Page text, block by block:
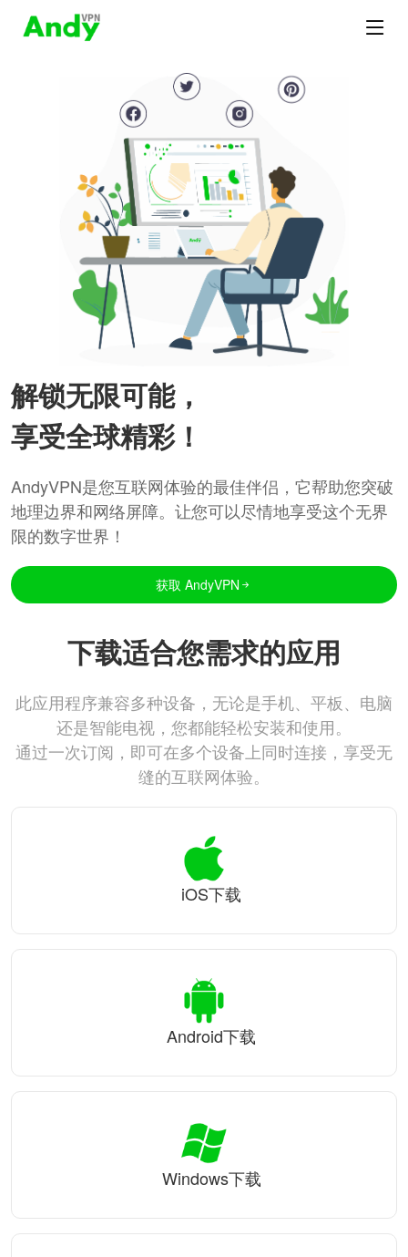
解锁无限可能，
享受全球精彩！
AndyVPN是您互联网体验的最佳伴侣，它帮助您突破
地理边界和网络屏障。让您可以尽情地享受这个无界
限的数字世界！
获取 AndyVPN
下载适合您需求的应用
此应用程序兼容多种设备，无论是手机、平板、电脑
还是智能电视，您都能轻松安装和使用。
通过一次订阅，即可在多个设备上同时连接，享受无
缝的互联网体验。
iOS下载
Android下载
Windows下载